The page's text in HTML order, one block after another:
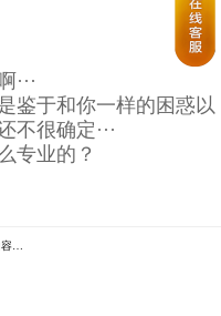
···
鉴于和你一样的困惑以
不很确定···
专业的？
…